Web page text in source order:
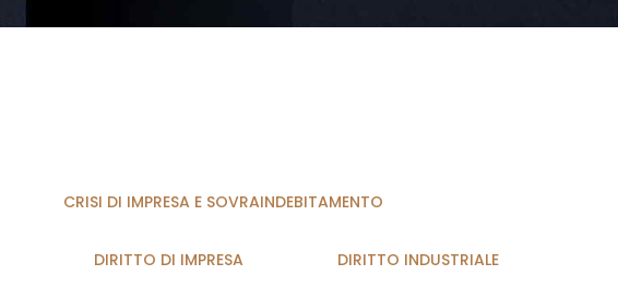
CRISI DI IMPRESA E SOVRAINDEBITAMENTO
DIRITTO DI IMPRESA DIRITTO INDUSTRIALE